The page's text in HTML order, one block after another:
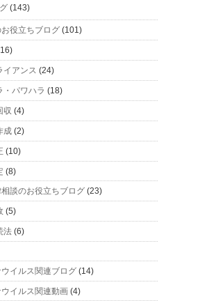
(143)
役立ちブログ (101)
イアンス (24)
・パワハラ (18)
収 (4)
成 (2)
(10)
(8)
談のお役立ちブログ (23)
(5)
法 (6)
イルス関連ブログ (14)
イルス関連動画 (4)